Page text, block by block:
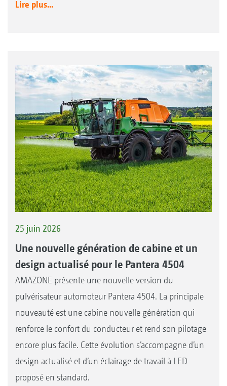
Lire plus...
25 juin 2026
Une nouvelle génération de cabine et un
design actualisé pour le Pantera 4504
AMAZONE présente une nouvelle version du
pulvérisateur automoteur Pantera 4504. La principale
nouveauté est une cabine nouvelle génération qui
renforce le confort du conducteur et rend son pilotage
encore plus facile. Cette évolution s’accompagne d’un
design actualisé et d’un éclairage de travail à LED
proposé en standard.